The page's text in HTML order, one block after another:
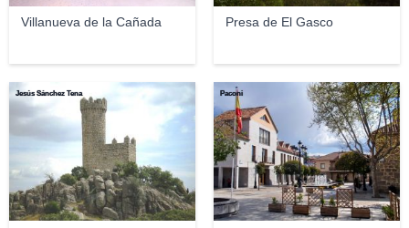
Villanueva de la Cañada Presa de El Gasco
Jesús Sánchez Tena Paconi